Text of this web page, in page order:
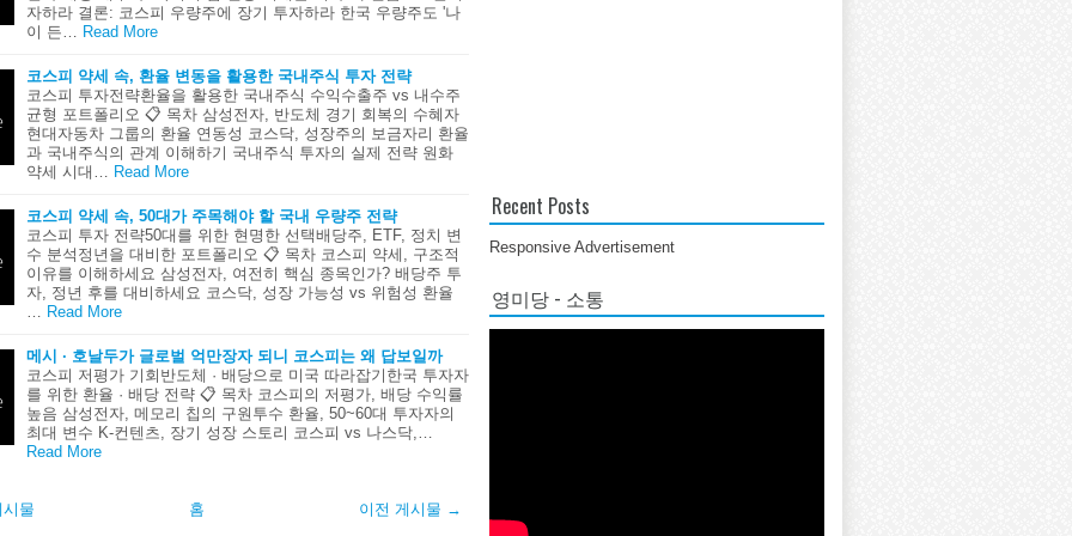
자하라 결론: 코스피 우량주에 장기 투자하라 한국 우량주도 '나
이 든…
Read More
코스피 약세 속, 환율 변동을 활용한 국내주식 투자 전략
코스피 투자전략환율을 활용한 국내주식 수익수출주 vs 내수주
균형 포트폴리오 📋 목차 삼성전자, 반도체 경기 회복의 수혜자
현대자동차 그룹의 환율 연동성 코스닥, 성장주의 보금자리 환율
과 국내주식의 관계 이해하기 국내주식 투자의 실제 전략 원화
약세 시대…
Read More
코스피 약세 속, 50대가 주목해야 할 국내 우량주 전략
코스피 투자 전략50대를 위한 현명한 선택배당주, ETF, 정치 변
수 분석정년을 대비한 포트폴리오 📋 목차 코스피 약세, 구조적
이유를 이해하세요 삼성전자, 여전히 핵심 종목인가? 배당주 투
자, 정년 후를 대비하세요 코스닥, 성장 가능성 vs 위험성 환율
Read More
메시 · 호날두가 글로벌 억만장자 되니 코스피는 왜 답보일까
코스피 저평가 기회반도체 · 배당으로 미국 따라잡기한국 투자자
를 위한 환율 · 배당 전략 📋 목차 코스피의 저평가, 배당 수익률
높음 삼성전자, 메모리 칩의 구원투수 환율, 50~60대 투자자의
최대 변수 K-컨텐츠, 장기 성장 스토리 코스피 vs 나스닥,…
Read More
물 이전 게시물 →
홈
Recent Posts
Responsive Advertisement
영미당 - 소통